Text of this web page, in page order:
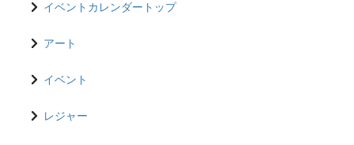
イベントカレンダートップ
アート
イベント
レジャー